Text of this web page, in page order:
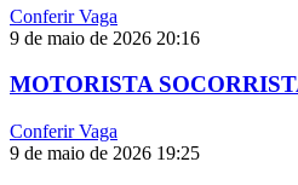
Conferir Vaga
9 de maio de 2026 20:16
MOTORISTA
Conferir Vaga
9 de maio de 2026 19:25